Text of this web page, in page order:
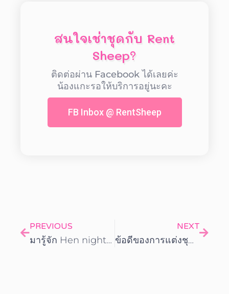
สนใจเช่าชุดกับ Rent
Sheep?
ติดต่อผ่าน Facebook ได้เลยค่ะ
น้องแกะรอให้บริการอยู่นะคะ
FB Inbox @ RentSheep
PREVIOUS
มารู้จัก Hen night อะไรนะ!! แม่ไก่รอบดึก?
NEXT
ข้อดีของการแต่งชุดราตรีไปงานเลี้ยง